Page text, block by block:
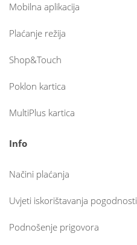
Mobilna aplikacija
Plaćanje režija
Shop&Touch
Poklon kartica
MultiPlus kartica
Info
Načini plaćanja
Uvjeti iskorištavanja pogodnosti
Podnošenje prigovora